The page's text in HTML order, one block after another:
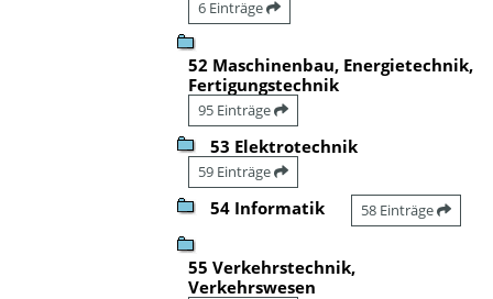
6 Einträge
52 Maschinenbau, Energietechnik,
Fertigungstechnik
95 Einträge
53 Elektrotechnik
59 Einträge
54 Informatik 58 Einträge
55 Verkehrstechnik,
Verkehrswesen